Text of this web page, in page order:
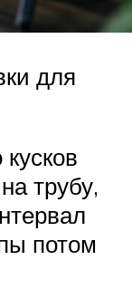
для
трубу,
потом